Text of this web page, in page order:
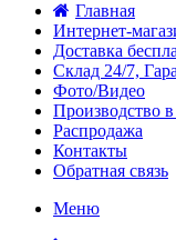
Главная
Интернет-
Доставка
Склад 24/7,
Фото/Видео
Производство
Распродажа
Контакты
Обратная связь
Меню